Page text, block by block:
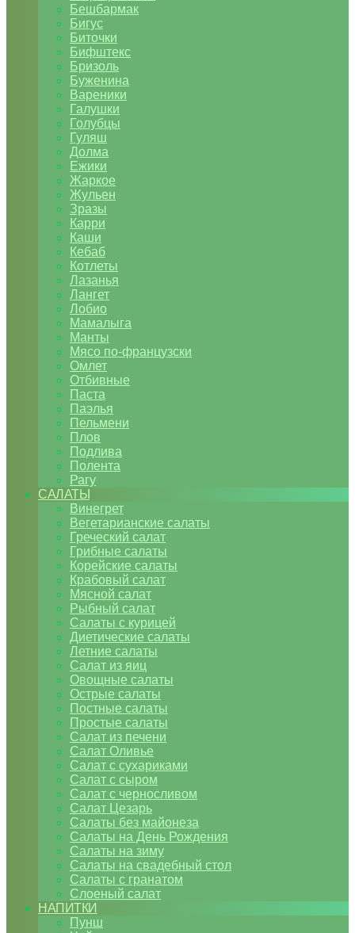
Бешбармак
Бигус
Биточки
Бифштекс
Бризоль
Буженина
Вареники
Галушки
Голубцы
Гуляш
Долма
Ежики
Жаркое
Жульен
Зразы
Карри
Каши
Кебаб
Котлеты
Лазанья
Лангет
Лобио
Мамалыга
Манты
Мясо по-французски
Омлет
Отбивные
Паста
Паэлья
Пельмени
Плов
Подлива
Полента
Рагу
САЛАТЫ
Винегрет
Вегетарианские салаты
Греческий салат
Грибные салаты
Корейские салаты
Крабовый салат
Мясной салат
Рыбный салат
Салаты с курицей
Диетические салаты
Летние салаты
Салат из яиц
Овощные салаты
Острые салаты
Постные салаты
Простые салаты
Салат из печени
Салат Оливье
Салат с сухариками
Салат с сыром
Салат с черносливом
Салат Цезарь
Салаты без майонеза
Салаты на День Рождения
Салаты на зиму
Салаты на свадебный стол
Салаты с гранатом
Слоеный салат
НАПИТКИ
Пунш